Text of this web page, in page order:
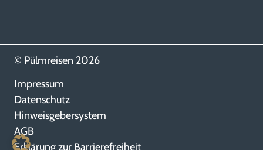
© Pülmreisen 2026
Impressum
Datenschutz
Hinweisgebersystem
AGB
Erklärung zur Barrierefreiheit